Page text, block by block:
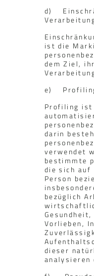
d)
ist die
dem Ziel,
e)
Profiling ist
darin
verwendet
bestimmte
die sich auf
Person
bezüglich
Vorlieben,
dieser
analysieren